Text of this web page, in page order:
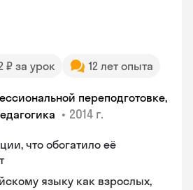
₽ за урок 12 лет опыта
переподготовке,
• 2014 г.
что обогатило её
языку как взрослых,